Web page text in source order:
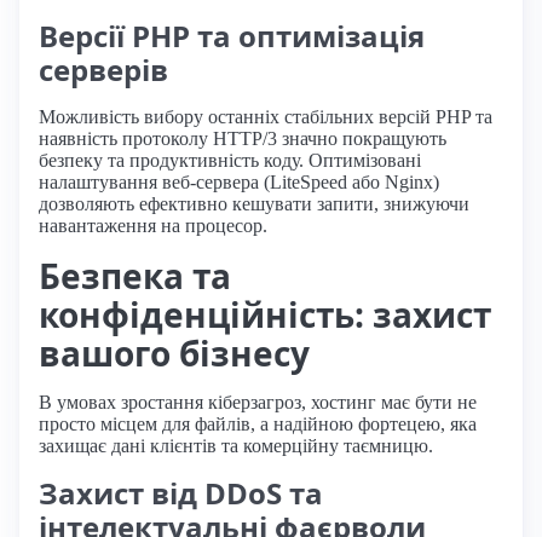
Версії PHP та оптимізація
серверів
Можливість вибору останніх стабільних версій PHP та
наявність протоколу HTTP/3 значно покращують
безпеку та продуктивність коду. Оптимізовані
налаштування веб-сервера (LiteSpeed або Nginx)
дозволяють ефективно кешувати запити, знижуючи
навантаження на процесор.
Безпека та
конфіденційність: захист
вашого бізнесу
В умовах зростання кіберзагроз, хостинг має бути не
просто місцем для файлів, а надійною фортецею, яка
захищає дані клієнтів та комерційну таємницю.
Захист від DDoS та
інтелектуальні фаєрволи